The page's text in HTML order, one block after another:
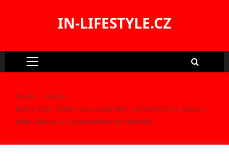
IN-LIFESTYLE.CZ
Primary
Domů
Kvízy
Retro kvíz: Tohle jsou staré hity, ve kterých se zpívá o
jídle. Zkuste si vzpomenout na všechny